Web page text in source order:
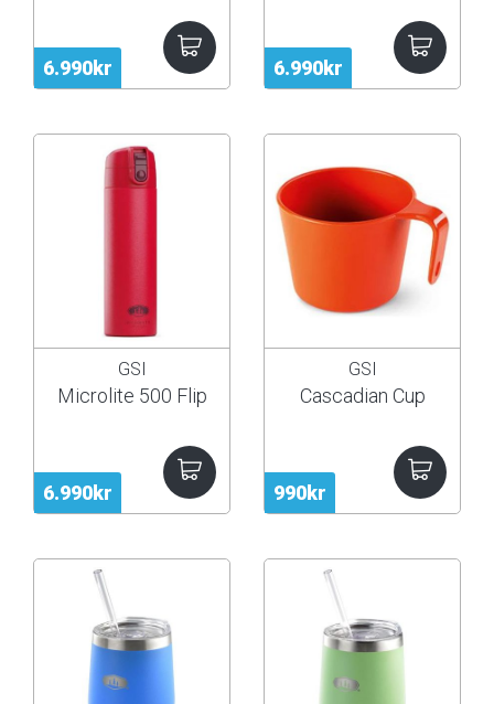
6.990kr 6.990kr
6.990kr
GSI
Microlite 500 Flip
990kr
GSI
Cascadian Cup